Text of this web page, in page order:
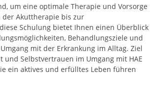
um eine optimale Therapie und Vorsorge
der Akuttherapie bis zur
Schulung bietet Ihnen einen Überblick
Behandlungsziele und
mit der Erkrankung im Alltag. Ziel
und Selbstvertrauen im Umgang mit HAE
ein aktives und erfülltes Leben führen